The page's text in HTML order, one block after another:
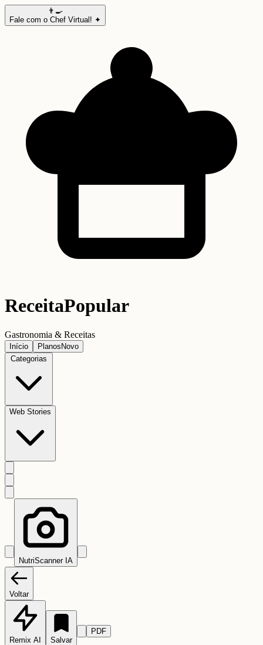
👨‍🍳
Fale com o Chef Virtual! ✦
ReceitaPopular
Gastronomia & Receitas
Início Planos Novo
Categorias
Web Stories
NutriScanner IA
Voltar
Remix AI Salvar
PDF